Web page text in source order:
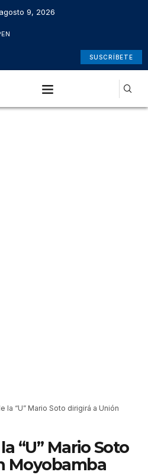
9, 2026
SUSCRÍBETE
la “U” Mario Soto dirigirá a Unión
“U” Mario Soto
Moyobamba